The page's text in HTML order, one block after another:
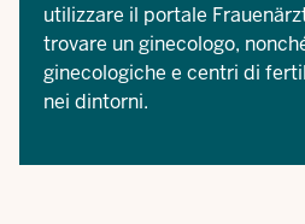
utilizzare il portale
trovare un ginecologo,
ginecologiche e centri di
nei dintorni.